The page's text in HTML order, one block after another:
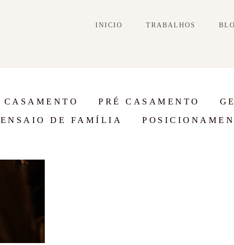
INICIO TRABALHOS
CASAMENTO PRÉ CASAMENTO
ENSAIO DE FAMÍLIA